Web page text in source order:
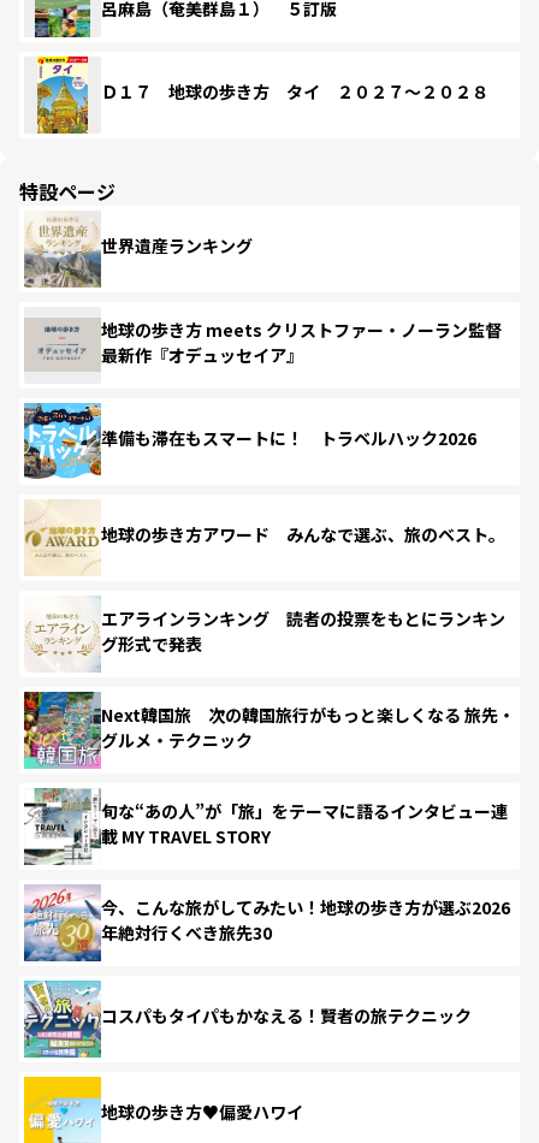
呂麻島（奄美群島１） ５訂版
Ｄ１７ 地球の歩き方 タイ ２０２７～２０２８
特設ページ
世界遺産ランキング
地球の歩き方 meets クリストファー・ノーラン監督
最新作『オデュッセイア』
準備も滞在もスマートに！ トラベルハック2026
地球の歩き方アワード みんなで選ぶ、旅のベスト。
エアラインランキング 読者の投票をもとにランキン
グ形式で発表
Next韓国旅 次の韓国旅行がもっと楽しくなる 旅先・
グルメ・テクニック
旬な“あの人”が「旅」をテーマに語るインタビュー連
載 MY TRAVEL STORY
今、こんな旅がしてみたい！地球の歩き方が選ぶ2026
年絶対行くべき旅先30
コスパもタイパもかなえる！賢者の旅テクニック
地球の歩き方♥偏愛ハワイ